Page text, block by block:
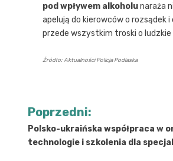
pod wpływem alkoholunaraża
apelują do kierowców o rozsądek
przede wszystkim troski o ludzkie
Źródło: Aktualności Policja Podlaska
Nawigacja
wpisu
Poprzedni:
Polsko-ukraińska współpraca w
technologie i szkolenia dla